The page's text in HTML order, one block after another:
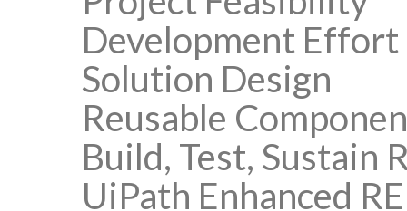
Development
Solution Design
Reusable
Build, Test, Sustain
UiPath Enhanced